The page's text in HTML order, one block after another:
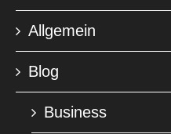
Allgemein
Blog
Business